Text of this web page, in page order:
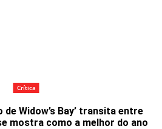
Crítica
de Widow’s Bay’ transita entre
mostra como a melhor do ano